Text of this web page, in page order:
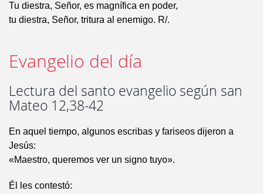
Tu diestra, Señor, es magnífica en poder,
tu diestra, Señor, tritura al enemigo. R/.
Evangelio del día
Lectura del santo evangelio según san
Mateo 12,38-42
En aquel tiempo, algunos escribas y fariseos dijeron a
Jesús:
«Maestro, queremos ver un signo tuyo».
Él les contestó: